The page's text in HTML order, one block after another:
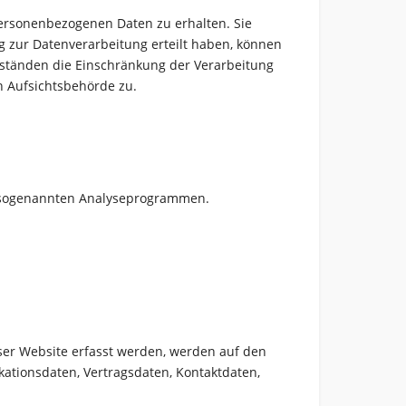
Daten zu erhalten. Sie
zur Datenverarbeitung erteilt haben, können
die Einschränkung der Verarbeitung
Aufsichtsbehörde zu.
Analyseprogrammen.
Website erfasst werden, werden auf den
Vertragsdaten, Kontaktdaten,